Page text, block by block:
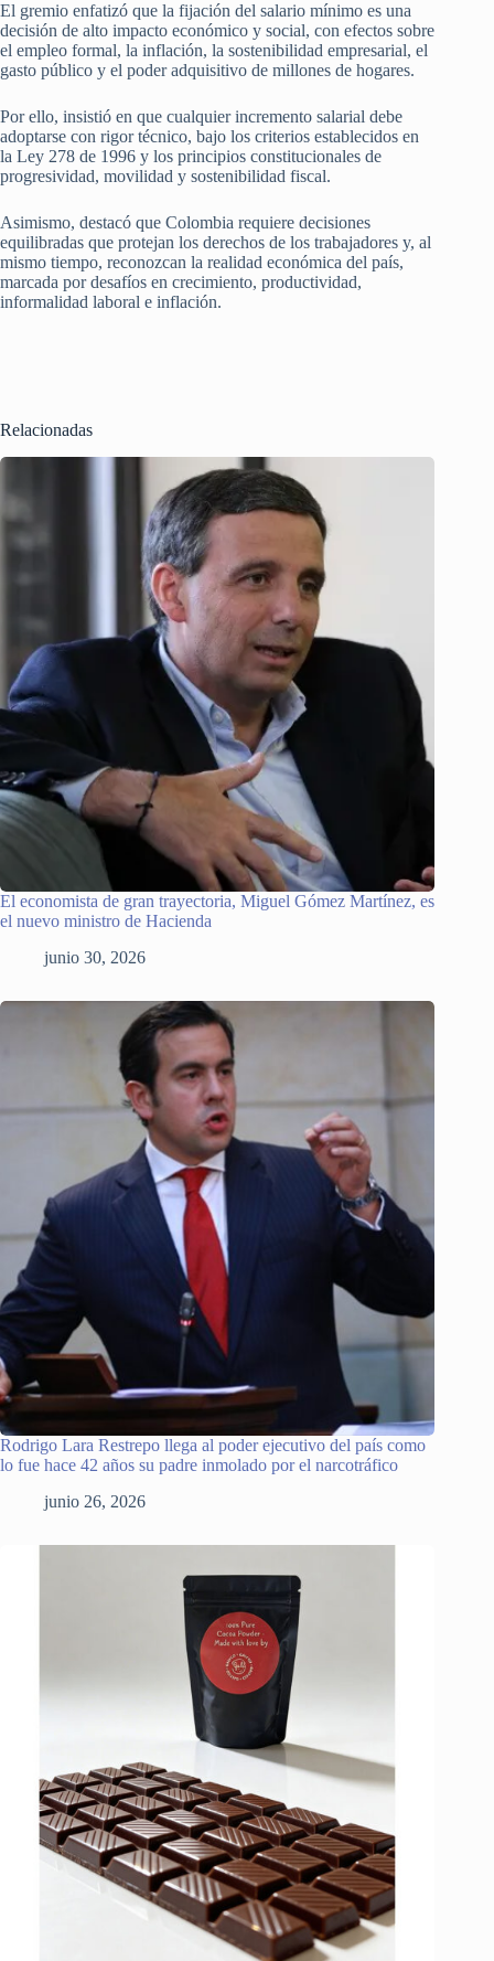
El gremio enfatizó que la fijación del salario mínimo es una
decisión de alto impacto económico y social, con efectos sobre
el empleo formal, la inflación, la sostenibilidad empresarial, el
gasto público y el poder adquisitivo de millones de hogares.
Por ello, insistió en que cualquier incremento salarial debe
adoptarse con rigor técnico, bajo los criterios establecidos en
la Ley 278 de 1996 y los principios constitucionales de
progresividad, movilidad y sostenibilidad fiscal.
Asimismo, destacó que Colombia requiere decisiones
equilibradas que protejan los derechos de los trabajadores y, al
mismo tiempo, reconozcan la realidad económica del país,
marcada por desafíos en crecimiento, productividad,
informalidad laboral e inflación.
Relacionadas
El economista de gran trayectoria, Miguel Gómez Martínez, es
el nuevo ministro de Hacienda
junio 30, 2026
Rodrigo Lara Restrepo llega al poder ejecutivo del país como
lo fue hace 42 años su padre inmolado por el narcotráfico
junio 26, 2026